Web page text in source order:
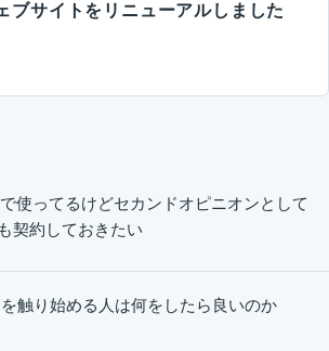
ブサイトをリニューアルしました
使ってるけどセカンドオピニオンとして
契約しておきたい
触り始める人は何をしたら良いのか